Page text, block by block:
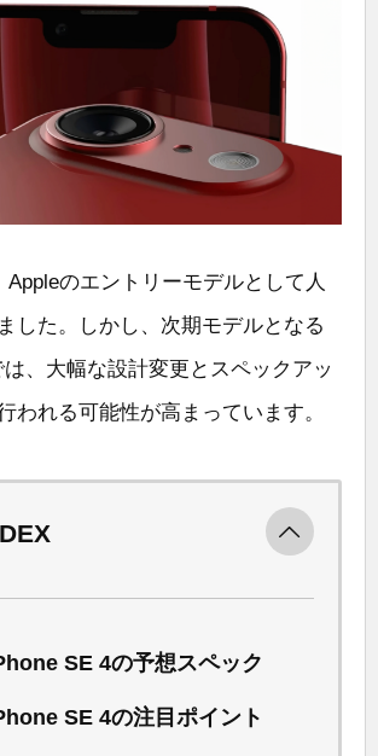
Appleのエントリーモデルとして人
した。しかし、次期モデルとなる
は、大幅な設計変更とスペックアッ
われる可能性が高まっています。
SE 4の予想スペック
SE 4の注目ポイント